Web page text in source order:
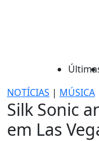
NOTÍCIAS | MÚSICA
Silk Sonic
em Las